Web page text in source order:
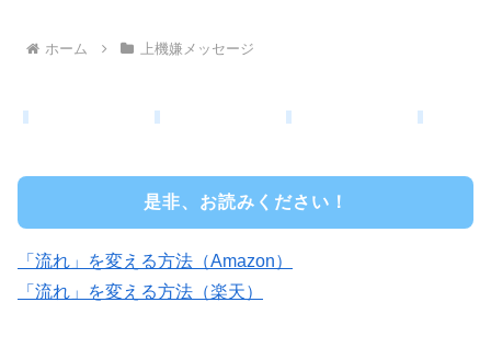
ホーム 上機嫌メッセージ
是非、お読みください！
「流れ」を変える方法（Amazon）
「流れ」を変える方法（楽天）